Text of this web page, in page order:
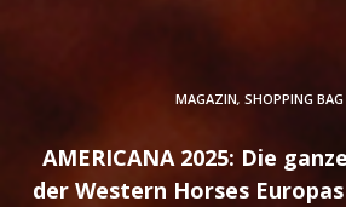
MAGAZIN, SHOPPING BAG
AMERICANA 2025: Die
der Western Horses